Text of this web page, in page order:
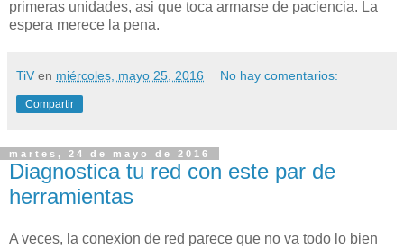
primeras unidades, asi que toca armarse de paciencia. La
espera merece la pena.
TiV en miércoles, mayo 25, 2016 No hay comentarios:
Compartir
martes, 24 de mayo de 2016
Diagnostica tu red con este par de
herramientas
A veces, la conexion de red parece que no va todo lo bien